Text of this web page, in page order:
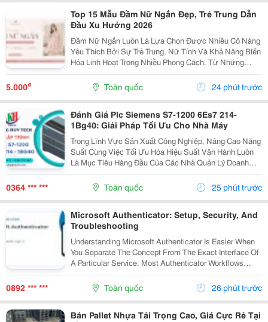
Top 15 Mẫu Đầm Nữ Ngắn Đẹp, Trẻ Trung Dẫn
Đầu Xu Hướng 2026
Đầm Nữ Ngắn Luôn Là Lựa Chọn Được Nhiều Cô Nàng
Yêu Thích Bởi Sự Trẻ Trung, Nữ Tính Và Khả Năng Biến
Hóa Linh Hoạt Trong Nhiều Phong Cách. Từ Những
Thiết Kế Babydoll Đáng Yêu, Đầm Chữ A Thanh Lịch
Đến Kiểu Trễ Vai Quyến Rũ Hay Tay Phồng Điệu Đà,
5.000₫ Toàn quốc 24 phút trước
Đánh Giá Plc Siemens S7-1200 6Es7 214-
1Bg40: Giải Pháp Tối Ưu Cho Nhà Máy
Trong Lĩnh Vực Sản Xuất Công Nghiệp, Nâng Cao Năng
Suất Cùng Việc Tối Ưu Hóa Hiệu Suất Vận Hành Luôn
Là Mục Tiêu Hàng Đầu Của Các Nhà Quản Lý Doanh
Nghiệp. Để Hỗ Trợ Các Dây Chuyền Và Hệ Thống Tự
Động Hóa Làm Việc Chính Xác, Mượt Mà Hơn, Một
Thiết Bị...
0364 *** *** Toàn quốc 25 phút trước
Microsoft Authenticator: Setup, Security, And
Troubleshooting
Understanding Microsoft Authenticator Is Easier When
You Separate The Concept From The Exact Interface Of
A Particular Service. Most Authenticator Workflows
Connect An Account To An App, Device, Or Verification
Method And Then Request A Changing Code...
0892 *** *** Toàn quốc 26 phút trước
Bán Pallet Nhựa Tải Trọng Cao, Giá Cực Rẻ Tại